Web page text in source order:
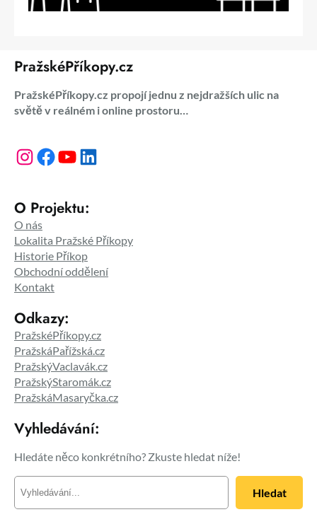
PražskéPříkopy.cz
PražskéPříkopy.cz propojí jednu z nejdražších ulic na
světě v reálném i online prostoru…
Instagram Facebook YouTube LinkedIn
O Projektu:
O nás
Lokalita Pražské Příkopy
Historie Příkop
Obchodní oddělení
Kontakt
Odkazy:
PražskéPříkopy.cz
PražskáPařížská.cz
PražskýVaclavák.cz
PražskýStaromák.cz
PražskáMasaryčka.cz
Vyhledávání:
Hledáte něco konkrétního? Zkuste hledat níže!
Hledat